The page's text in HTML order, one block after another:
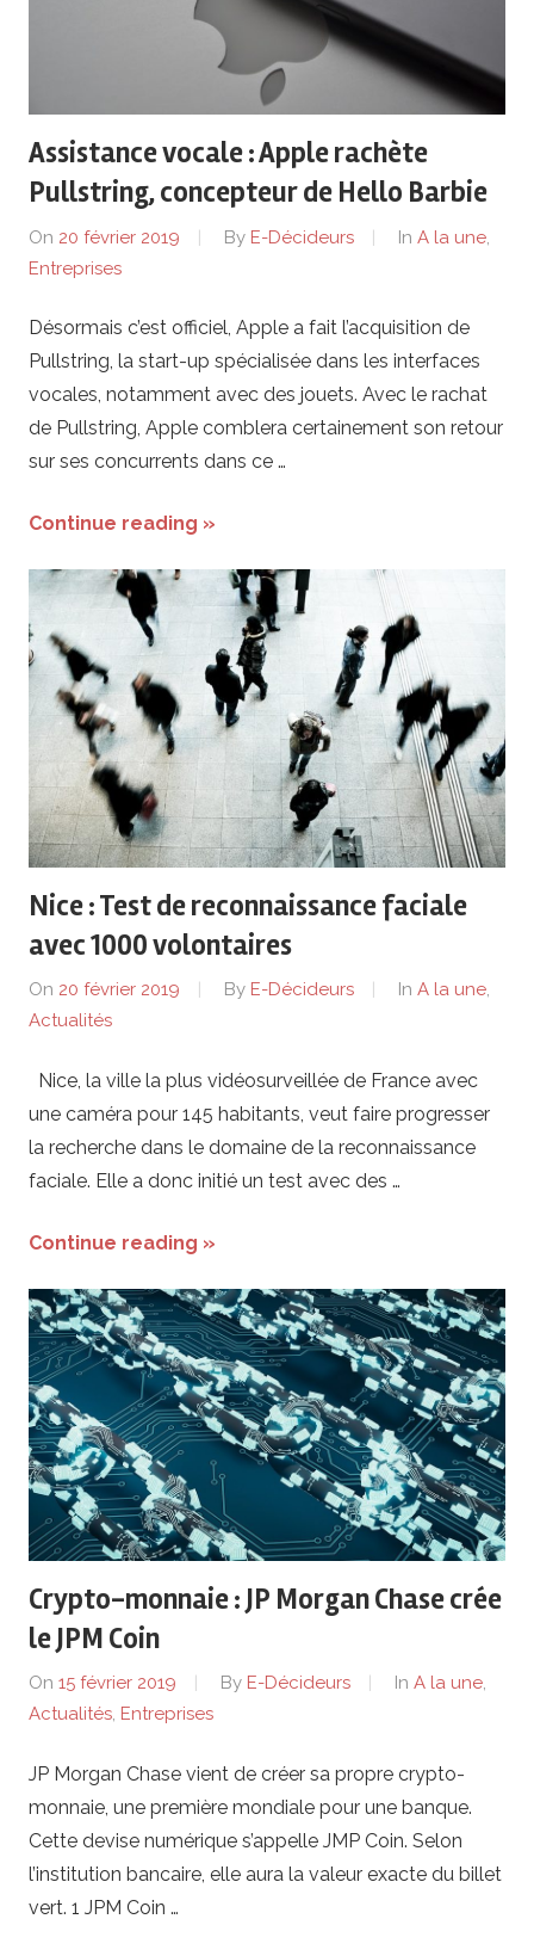
Assistance vocale : Apple rachète
Pullstring, concepteur de Hello Barbie
On 20 février 2019 By E-Décideurs In A la une
Entreprises
Désormais c’est officiel, Apple a fait l’acquisition de
Pullstring, la start-up spécialisée dans les interfaces
vocales, notamment avec des jouets. Avec le rachat
de Pullstring, Apple comblera certainement son retour
sur ses concurrents dans ce …
Continue reading »
Nice : Test de reconnaissance faciale
avec 1000 volontaires
On 20 février 2019 By E-Décideurs In A la une,
Actualités
Nice, la ville la plus vidéosurveillée de France avec
une caméra pour 145 habitants, veut faire progresser
la recherche dans le domaine de la reconnaissance
faciale. Elle a donc initié un test avec des …
Continue reading »
Crypto-monnaie : JP Morgan Chase crée
le JPM Coin
On 15 février 2019 By E-Décideurs In A la une,
Actualités, Entreprises
JP Morgan Chase vient de créer sa propre crypto-
monnaie, une première mondiale pour une banque.
Cette devise numérique s’appelle JMP Coin. Selon
l’institution bancaire, elle aura la valeur exacte du billet
vert. 1 JPM Coin …